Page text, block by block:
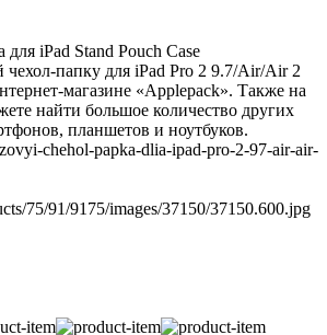
iPad Stand Pouch Case
папку для iPad Pro 2 9.7/Air/Air 2
магазине «Applepack». Также на
найти большое количество других
планшетов и ноутбуков.
chehol-papka-dlia-ipad-pro-2-97-air-air-
75/91/9175/images/37150/37150.600.jpg